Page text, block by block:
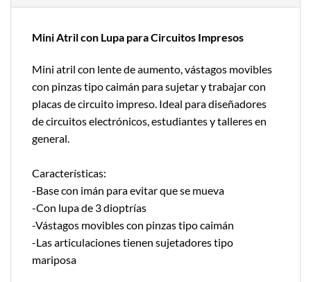
Mini Atril con Lupa para Circuitos Impresos
Mini atril con lente de aumento, vástagos movibles
con pinzas tipo caimán para sujetar y trabajar con
placas de circuito impreso. Ideal para diseñadores
de circuitos electrónicos, estudiantes y talleres en
general.
Características:
-Base con imán para evitar que se mueva
-Con lupa de 3 dioptrías
-Vástagos movibles con pinzas tipo caimán
-Las articulaciones tienen sujetadores tipo
mariposa